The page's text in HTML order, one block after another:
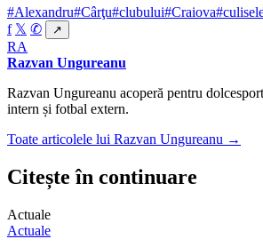
#Alexandru#Cârţu#clubului#Craiova
f 𝕏 ✆ ↗
RA
Razvan Ungureanu
Razvan Ungureanu acoperă pentru
intern și fotbal extern.
Toate articolele lui Razvan Ungureanu →
Citește în continuare
Actuale
Actuale